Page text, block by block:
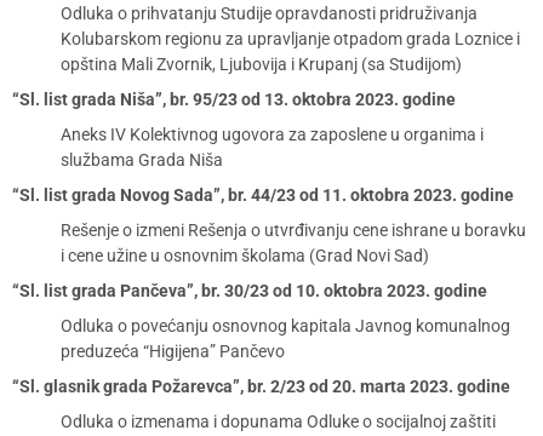
Odluka o prihvatanju Studije opravdanosti pridruživanja
Kolubarskom regionu za upravljanje otpadom grada Loznice i
opština Mali Zvornik, Ljubovija i Krupanj (sa Studijom)
“Sl. list grada Niša”, br. 95/23 od 13. oktobra 2023. godine
Aneks IV Kolektivnog ugovora za zaposlene u organima i
službama Grada Niša
“Sl. list grada Novog Sada”, br. 44/23 od 11. oktobra 2023. godine
Rešenje o izmeni Rešenja o utvrđivanju cene ishrane u boravku
i cene užine u osnovnim školama (Grad Novi Sad)
“Sl. list grada Pančeva”, br. 30/23 od 10. oktobra 2023. godine
Odluka o povećanju osnovnog kapitala Javnog komunalnog
preduzeća “Higijena” Pančevo
“Sl. glasnik grada Požarevca”, br. 2/23 od 20. marta 2023. godine
Odluka o izmenama i dopunama Odluke o socijalnoj zaštiti